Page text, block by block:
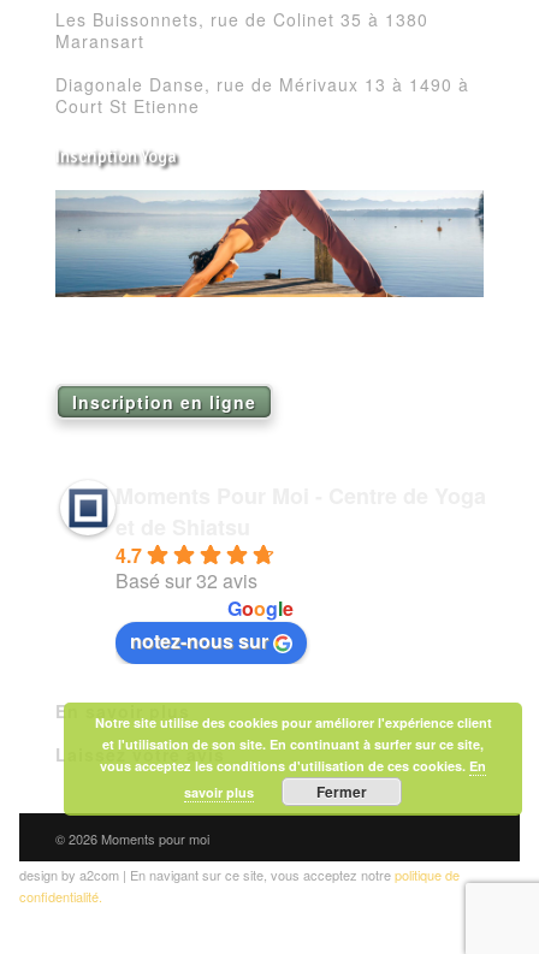
Les Buissonnets, rue de Colinet 35 à 1380
Maransart
Diagonale Danse, rue de Mérivaux 13 à 1490 à
Court St Etienne
Inscription Yoga
Inscription en ligne
Moments Pour Moi - Centre de Yoga
et de Shiatsu
4.7
Basé sur 32 avis
Google
notez-nous sur
En savoir plus
Laissez votre avis
© 2026 Moments pour moi
design by a2com | En navigant sur ce site, vous acceptez notrepolitique de
confidentialité.
Notre site utilise des cookies pour améliorer l'expérience client
et l'utilisation de son site. En continuant à surfer sur ce site,
vous acceptez les conditions d'utilisation de ces cookies. En
savoir plus
Fermer